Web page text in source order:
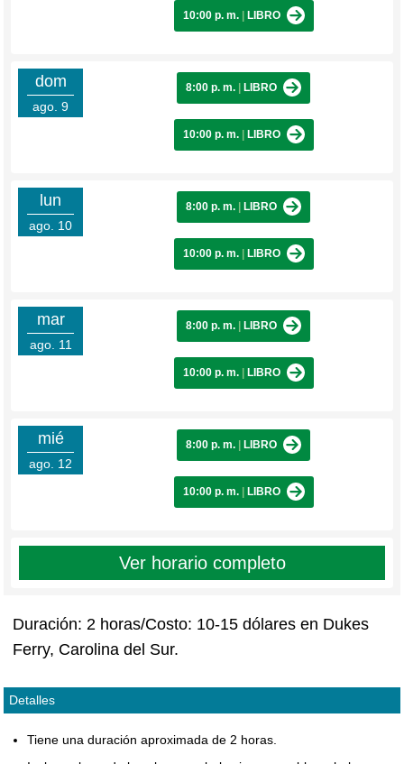
10:00 p. m. LIBRO
dom
ago. 9
8:00 p. m. LIBRO
10:00 p. m. LIBRO
lun
ago. 10
8:00 p. m. LIBRO
10:00 p. m. LIBRO
mar
ago. 11
8:00 p. m. LIBRO
10:00 p. m. LIBRO
mié
ago. 12
8:00 p. m. LIBRO
10:00 p. m. LIBRO
Ver horario completo
Duración: 2 horas/Costo: 10-15 dólares en Dukes
Ferry, Carolina del Sur.
Detalles
Tiene una duración aproximada de 2 horas.